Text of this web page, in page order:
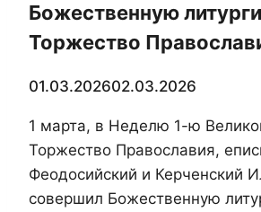
Божественную
Торжество
01.03.202602.03.2026
1 марта, в Неделю 1-ю
Торжество Православия,
Феодосийский и Керченский
совершил Божественную